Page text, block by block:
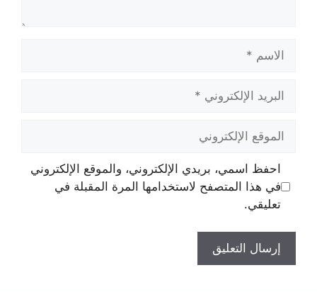
الاسم
البريد
الإلكتروني
الموقع
الإلكتروني
احفظ اسمي، بريدي الإلكتروني، والموقع الإلكتروني
في هذا المتصفح لاستخدامها المرة المقبلة في
تعليقي.